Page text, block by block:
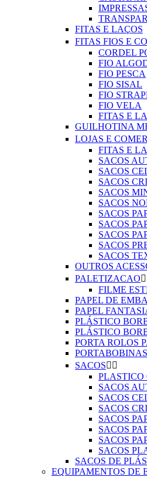
FITAS E LAÇOS
FITAS FIOS E
CORDEL
FIO
FIO PESCA
FIO SISAL
FIO
FIO VELA
FITAS E
GUILHOTINA
LOJAS E
FITAS E
SACOS
SACOS
SACOS
SACOS
SACOS
SACOS
SACOS
SACOS
SACOS
SACOS
OUTROS
PALETIZACAO
FILME
PAPEL DE
PAPEL
PLÁSTICO
PLÁSTICO
PORTA ROLOS
SACOS 
PLASTICO
SACOS
SACOS
SACOS
SACOS
SACOS
SACOS
SACOS
SACOS DE
EQUIPAMENTOS DE